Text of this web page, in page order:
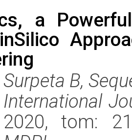
a
Surpeta B,
International
2020, tom: